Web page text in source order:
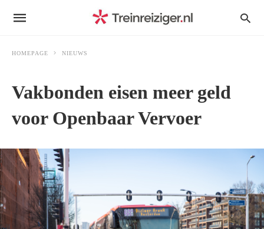
HOMEPAGE NIEUWS
Vakbonden eisen meer geld
voor Openbaar Vervoer